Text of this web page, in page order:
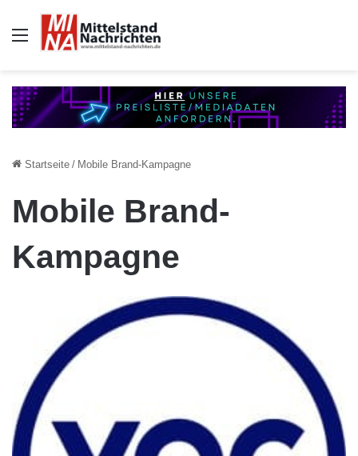
Auswahl
Startseite / Mobile Brand-Kampagne
Mobile Brand-
Kampagne